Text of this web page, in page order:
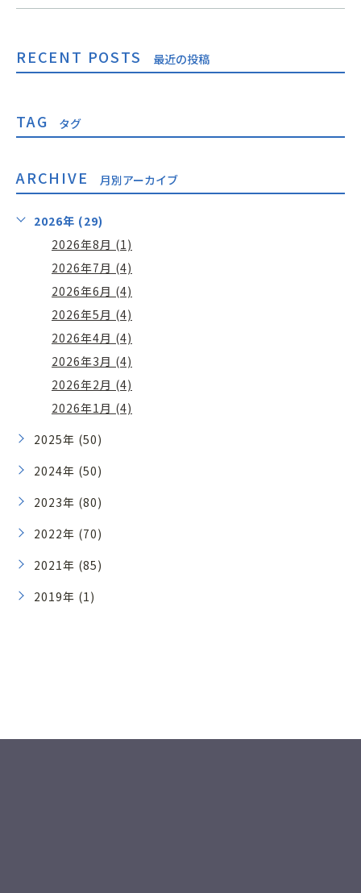
RECENT POSTS 最近の投稿
TAG タグ
ARCHIVE 月別アーカイブ
2026年 (29)
2026年8月 (1)
2026年7月 (4)
2026年6月 (4)
2026年5月 (4)
2026年4月 (4)
2026年3月 (4)
2026年2月 (4)
2026年1月 (4)
2025年 (50)
2024年 (50)
2023年 (80)
2022年 (70)
2021年 (85)
2019年 (1)